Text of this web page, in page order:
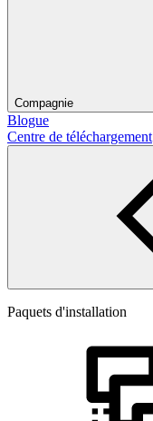
Compagnie
Blogue
Centre de téléchargement
Paquets d'installation